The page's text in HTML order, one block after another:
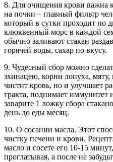
8. Для очищения крови важна
на почки – главный фильтр
который в сутки проходит по
клюквенный морс в каждой
обычно заливают стакан
горячей воды, сахар по вкусу.
9. Чудесный сбор можно
эхинацею, корни лопуха, мяту,
чистит кровь, но и улучшает
тракта, поднимает иммунитет
заварите 1 ложку сбора
день до еды месяц.
10. О сосании масла. Этот
чистку печени и крови.
масло и сосете его 10-15
проглатывая, а после не